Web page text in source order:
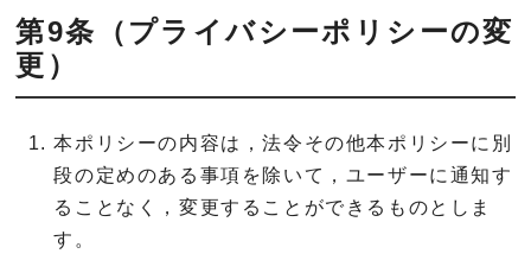
第9条（プライバシーポリシーの変
更）
本ポリシーの内容は，法令その他本ポリシーに別
段の定めのある事項を除いて，ユーザーに通知す
ることなく，変更することができるものとしま
す。